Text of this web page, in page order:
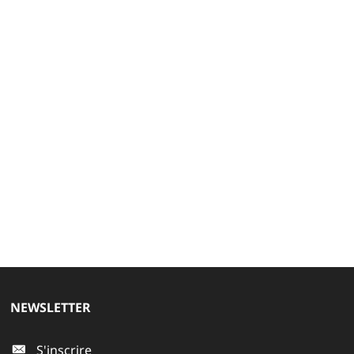
NEWSLETTER
S'inscrire